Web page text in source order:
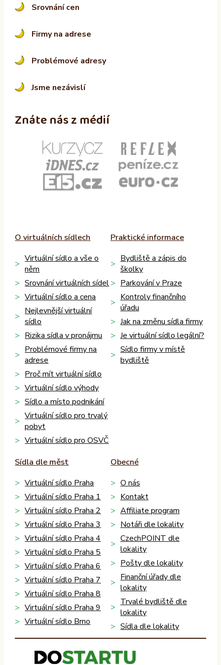
Srovnání cen
Firmy na adrese
Problémové adresy
Jsme nezávislí
Znáte nás z médií
O virtuálních sídlech
Virtuální sídlo a vše o
něm
Srovnání virtuálních sídel
Virtuální sídlo a cena
Nejlevnější virtuální
sídlo
Rizika sídla v pronájmu
Problémové firmy na
adrese
Proč mít virtuální sídlo
Virtuální sídlo výhody
Sídlo a místo podnikání
Virtuální sídlo pro trvalý
pobyt
Virtuální sídlo pro OSVČ
Praktické informace
Bydliště a zápis do
školky
Parkování v Praze
Kontroly finančního
úřadu
Jak na změnu sídla firmy
Je virtuální sídlo legální?
Sídlo firmy v místě
bydliště
Sídla dle měst
Virtuální sídlo Praha
Virtuální sídlo Praha 1
Virtuální sídlo Praha 2
Virtuální sídlo Praha 3
Virtuální sídlo Praha 4
Virtuální sídlo Praha 5
Virtuální sídlo Praha 6
Virtuální sídlo Praha 7
Virtuální sídlo Praha 8
Virtuální sídlo Praha 9
Virtuální sídlo Brno
Obecné
O nás
Kontakt
Affiliate program
Notáři dle lokality
CzechPOINT dle
lokality
Pošty dle lokality
Finanční úřady dle
lokality
Trvalé bydliště dle
lokality
Sídla dle lokality